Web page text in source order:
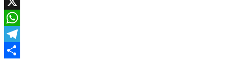
X
WhatsApp
Telegram